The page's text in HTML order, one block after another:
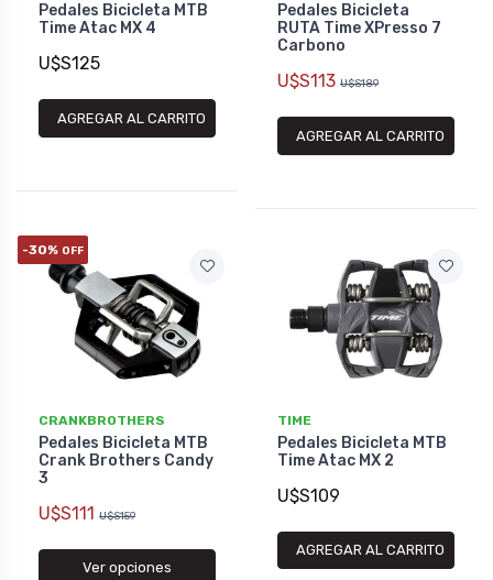
Pedales Bicicleta MTB
Time Atac MX 4
U$S125
AGREGAR AL CARRITO
Pedales Bicicleta
RUTA Time XPresso 7
Carbono
U$S113 U$S189
AGREGAR AL CARRITO
-30% OFF
CRANKBROTHERS
Pedales Bicicleta MTB
Crank Brothers Candy
3
U$S111 U$S159
Ver opciones
TIME
Pedales Bicicleta MTB
Time Atac MX 2
U$S109
AGREGAR AL CARRITO